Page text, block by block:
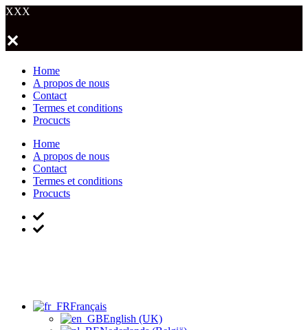
XXX
✕
Home
A propos de nous
Contact
Termes et conditions
Procucts
Home
A propos de nous
Contact
Termes et conditions
Procucts
Français
English (UK)